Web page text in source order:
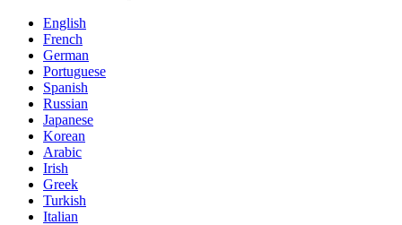
English
French
German
Portuguese
Spanish
Russian
Japanese
Korean
Arabic
Irish
Greek
Turkish
Italian